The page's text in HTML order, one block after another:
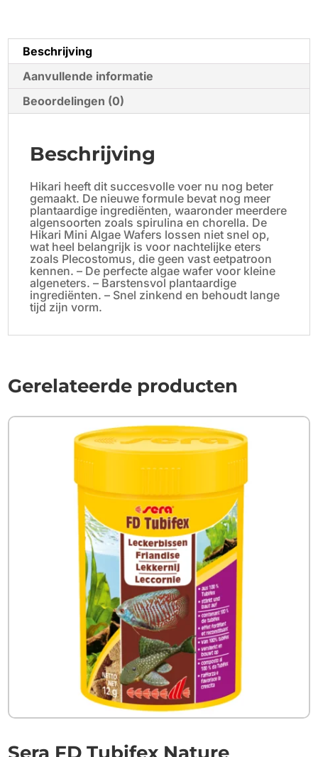
Beschrijving
Aanvullende informatie
Beoordelingen (0)
Beschrijving
Hikari heeft dit succesvolle voer nu nog beter
gemaakt. De nieuwe formule bevat nog meer
plantaardige ingrediënten, waaronder meerdere
algensoorten zoals spirulina en chorella. De
Hikari Mini Algae Wafers lossen niet snel op,
wat heel belangrijk is voor nachtelijke eters
zoals Plecostomus, die geen vast eetpatroon
kennen. – De perfecte algae wafer voor kleine
algeneters. – Barstensvol plantaardige
ingrediënten. – Snel zinkend en behoudt lange
tijd zijn vorm.
Gerelateerde producten